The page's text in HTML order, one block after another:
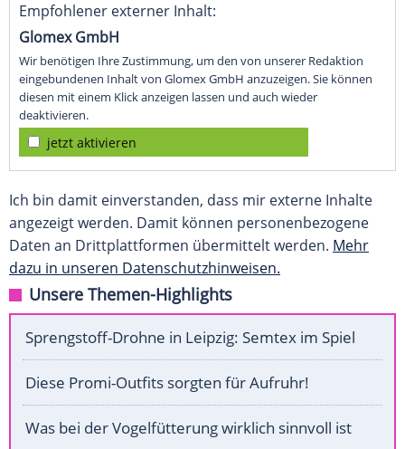
Empfohlener externer Inhalt:
Glomex GmbH
Wir benötigen Ihre Zustimmung, um den von unserer Redaktion
eingebundenen Inhalt von Glomex GmbH anzuzeigen. Sie können
diesen mit einem Klick anzeigen lassen und auch wieder
deaktivieren.
jetzt aktivieren
Ich bin damit einverstanden, dass mir externe Inhalte
angezeigt werden. Damit können personenbezogene
Daten an Drittplattformen übermittelt werden. Mehr
dazu in unseren Datenschutzhinweisen.
Unsere Themen-Highlights
Sprengstoff-Drohne in Leipzig: Semtex im Spiel
Diese Promi-Outfits sorgten für Aufruhr!
Was bei der Vogelfütterung wirklich sinnvoll ist